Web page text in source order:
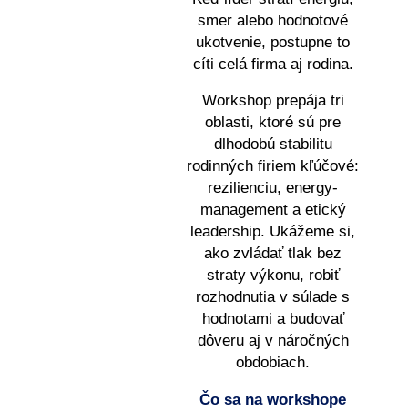
smer alebo hodnotové
ukotvenie, postupne to
cíti celá firma aj rodina.
Workshop prepája tri
oblasti, ktoré sú pre
dlhodobú stabilitu
rodinných firiem kľúčové:
rezilienciu, energy-
management a etický
leadership. Ukážeme si,
ako zvládať tlak bez
straty výkonu, robiť
rozhodnutia v súlade s
hodnotami a budovať
dôveru aj v náročných
obdobiach.
Čo sa na workshope